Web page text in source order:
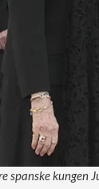
spanske kungen